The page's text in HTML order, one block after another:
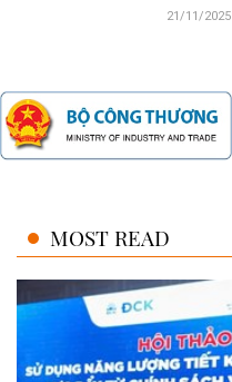
21/11/2025
MOST READ